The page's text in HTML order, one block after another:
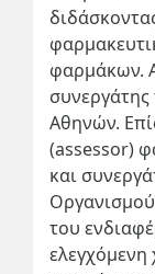
φαρμάκων.
συνεργάτης
Αθηνών.
(assessor)
και
του